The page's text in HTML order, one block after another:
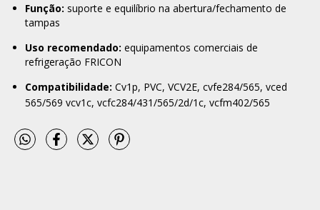
Função: suporte e equilíbrio na abertura/fechamento de
tampas
Uso recomendado: equipamentos comerciais de
refrigeração FRICON
Compatibilidade: Cv1p, PVC, VCV2E, cvfe284/565, vced
565/569 vcv1c, vcfc284/431/565/2d/1c, vcfm402/565